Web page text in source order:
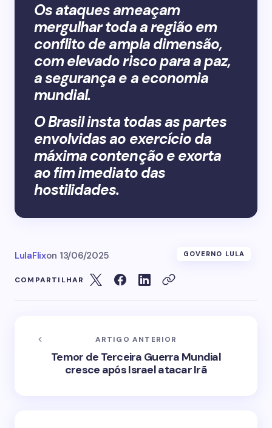
Os ataques ameaçam
mergulhar toda a região em
conflito de ampla dimensão,
com elevado risco para a paz,
a segurança e a economia
mundial.
O Brasil insta todas as partes
envolvidas ao exercício da
máxima contenção e exorta
ao fim imediato das
hostilidades.
LulaFlixon 13/06/2025 GOVERNO LULA
COMPARTILHAR
ARTIGO ANTERIOR
Temor de Terceira Guerra Mundial
cresce após Israel atacar Irã